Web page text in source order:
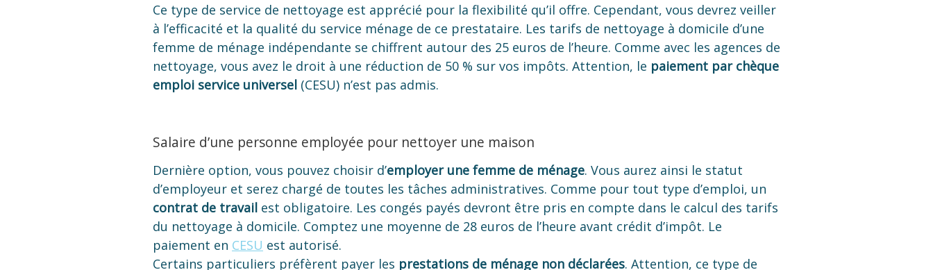
Ce type de service de nettoyage est apprécié pour la flexibilité qu’il offre. Cependant, vous devrez veiller
à l’efficacité et la qualité du service ménage de ce prestataire. Les tarifs de nettoyage à domicile d’une
femme de ménage indépendante se chiffrent autour des 25 euros de l’heure. Comme avec les agences de
nettoyage, vous avez le droit à une réduction de 50 % sur vos impôts. Attention, le paiement par chèque
emploi service universel (CESU) n’est pas admis.
Salaire d’une personne employée pour nettoyer une maison
Dernière option, vous pouvez choisir d’employer une femme de ménage. Vous aurez ainsi le statut
d’employeur et serez chargé de toutes les tâches administratives. Comme pour tout type d’emploi, un
contrat de travail est obligatoire. Les congés payés devront être pris en compte dans le calcul des tarifs
du nettoyage à domicile. Comptez une moyenne de 28 euros de l’heure avant crédit d’impôt. Le
paiement en CESU est autorisé.
Certains particuliers préfèrent payer les prestations de ménage non déclarées. Attention, ce type de